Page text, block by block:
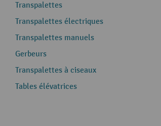
Transpalettes
Transpalettes électriques
Transpalettes manuels
Gerbeurs
Transpalettes à ciseaux
Tables élévatrices